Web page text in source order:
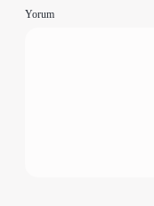
Yorum